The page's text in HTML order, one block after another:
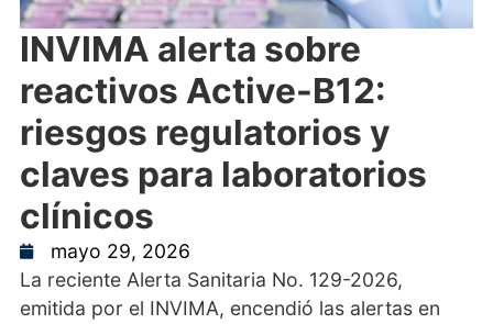
INVIMA alerta sobre
reactivos Active-B12:
riesgos regulatorios y
claves para laboratorios
clínicos
mayo 29, 2026
La reciente Alerta Sanitaria No. 129-2026,
emitida por el INVIMA, encendió las alertas en